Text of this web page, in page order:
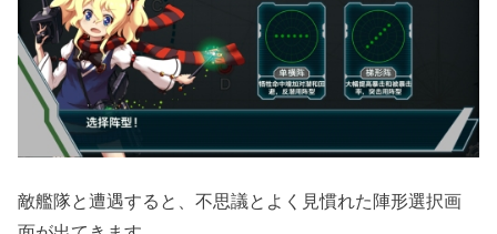
敵艦隊と遭遇すると、不思議とよく見慣れた陣形選択画